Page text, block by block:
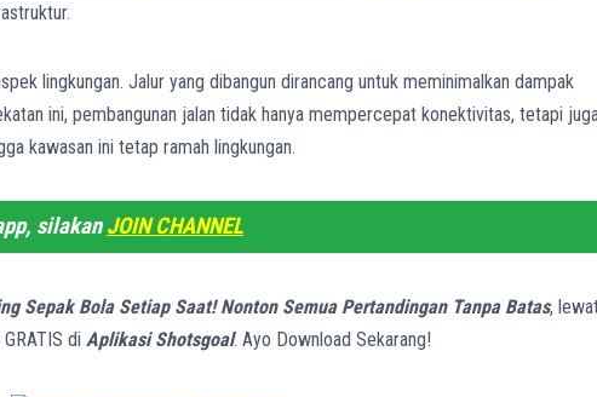
lingkungan. Jalur yang dibangun dirancang untuk meminimalkan dampak
ini, pembangunan jalan tidak hanya mempercepat konektivitas, tetapi
kawasan ini tetap ramah lingkungan.
silakan JOIN CHANNEL
Sepak Bola Setiap Saat! Nonton Semua Pertandingan Tanpa Batas,
GRATIS diAplikasi Shotsgoal. Ayo Download Sekarang!